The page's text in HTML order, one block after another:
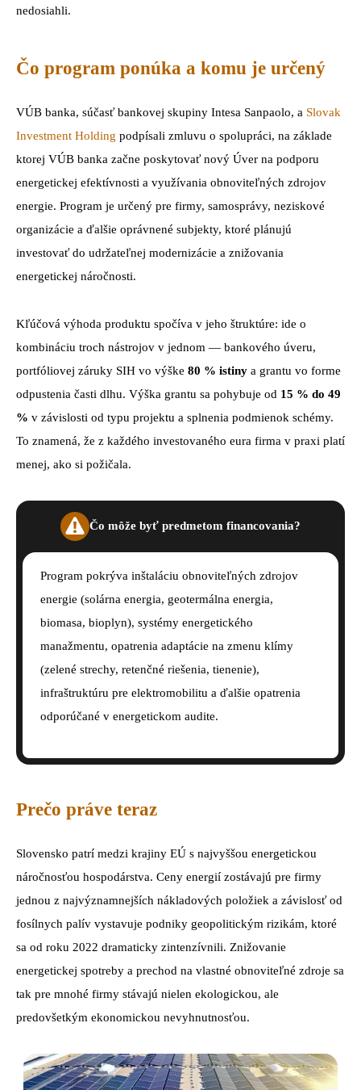
nedosiahli.
Čo program ponúka a komu je určený
VÚB banka, súčasť bankovej skupiny Intesa Sanpaolo, a Slovak
Investment Holding podpísali zmluvu o spolupráci, na základe
ktorej VÚB banka začne poskytovať nový Úver na podporu
energetickej efektívnosti a využívania obnoviteľných zdrojov
energie. Program je určený pre firmy, samosprávy, neziskové
organizácie a ďalšie oprávnené subjekty, ktoré plánujú
investovať do udržateľnej modernizácie a znižovania
energetickej náročnosti.
Kľúčová výhoda produktu spočíva v jeho štruktúre: ide o
kombináciu troch nástrojov v jednom — bankového úveru,
portfóliovej záruky SIH vo výške 80 % istiny a grantu vo forme
odpustenia časti dlhu. Výška grantu sa pohybuje od 15 % do 49
% v závislosti od typu projektu a splnenia podmienok schémy.
To znamená, že z každého investovaného eura firma v praxi platí
menej, ako si požičala.
Čo môže byť predmetom financovania?
Program pokrýva inštaláciu obnoviteľných zdrojov
energie (solárna energia, geotermálna energia,
biomasa, bioplyn), systémy energetického
manažmentu, opatrenia adaptácie na zmenu klímy
(zelené strechy, retenčné riešenia, tienenie),
infraštruktúru pre elektromobilitu a ďalšie opatrenia
odporúčané v energetickom audite.
Prečo práve teraz
Slovensko patrí medzi krajiny EÚ s najvyššou energetickou
náročnosťou hospodárstva. Ceny energií zostávajú pre firmy
jednou z najvýznamnejších nákladových položiek a závislosť od
fosílnych palív vystavuje podniky geopolitickým rizikám, ktoré
sa od roku 2022 dramaticky zintenzívnili. Znižovanie
energetickej spotreby a prechod na vlastné obnoviteľné zdroje sa
tak pre mnohé firmy stávajú nielen ekologickou, ale
predovšetkým ekonomickou nevyhnutnosťou.